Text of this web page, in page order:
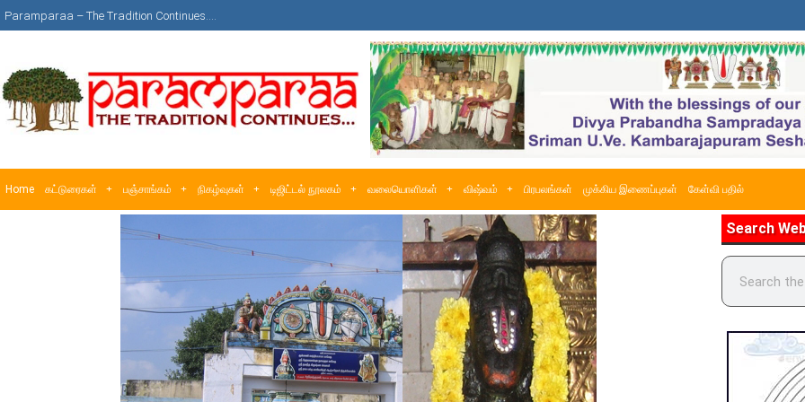
Paramparaa – The Tradition Continues….
Home கட்டுரைகள் பஞ்சாங்கம் நிகழ்வுகள் டிஜிட்டல் நூலகம் வலையொளிகள் விஷ்வம் பிரபலங்கள் முக்கிய இணைப்புகள் கேள்வி பதில்
Search